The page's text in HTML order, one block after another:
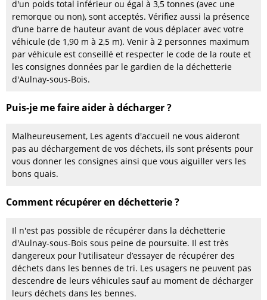
d'un poids total inférieur ou égal à 3,5 tonnes (avec une
remorque ou non), sont acceptés. Vérifiez aussi la présence
d’une barre de hauteur avant de vous déplacer avec votre
véhicule (de 1,90 m à 2,5 m). Venir à 2 personnes maximum
par véhicule est conseillé et respecter le code de la route et
les consignes données par le gardien de la déchetterie
d'Aulnay-sous-Bois.
Puis-je me faire aider à décharger ?
Malheureusement, Les agents d'accueil ne vous aideront
pas au déchargement de vos déchets, ils sont présents pour
vous donner les consignes ainsi que vous aiguiller vers les
bons quais.
Comment récupérer en déchetterie ?
Il n'est pas possible de récupérer dans la déchetterie
d'Aulnay-sous-Bois sous peine de poursuite. Il est très
dangereux pour l'utilisateur d’essayer de récupérer des
déchets dans les bennes de tri. Les usagers ne peuvent pas
descendre de leurs véhicules sauf au moment de décharger
leurs déchets dans les bennes.